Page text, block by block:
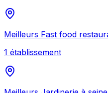
Meilleurs Fast food
1 établissement